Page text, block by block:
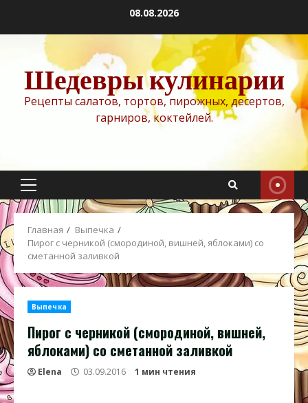
содержимому
08.08.2026
Шедевры кулинарии
Рецепты салатов, тортов, пирожных, десертов,
гарниров, коктейлей.
Основное
меню
Главная
Выпечка
Пирог с черникой (смородиной, вишней, яблоками) со
сметанной заливкой
Выпечка
Пирог с черникой (смородиной, вишней,
яблоками) со сметанной заливкой
Elena 03.09.2016 1 мин чтения